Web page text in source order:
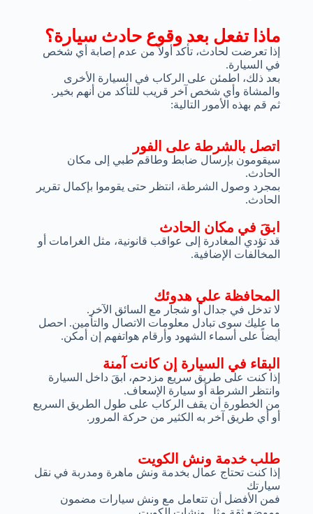
ماذا تفعل بعد وقوع حادث سيارة؟
إذا تعرضت لحادث، تأكد أولاً من عدم إصابة أي شخص
في السيارة.
بعد ذلك، اطمئن على الركاب في السيارة الأخرى
والمشاة وأي شخص آخر قريب للتأكد من أنهم بخير.
ثم قم بهذه الأمور التالية:
ابقَ في مكان الحادث
قد تؤدي المغادرة إلى عواقب قانونية، مثل الغرامات أو
المخالفات الإضافية.
اتصل بالشرطة على الفور
سيقومون بإرسال ضابط وطاقم طبي إلى مكان
الحادث.
بمجرد وصول الشرطة، انتظر حتى يقوموا بإكمال تقرير
الحادث.
البقاء في السيارة إن كانت آمنة
إذا كنت على طريق سريع مزدحم، ابقَ داخل السيارة
وانتظر الشرطة أو سيارة الإسعاف.
من الخطورة أن يقف الركاب على طول الطريق السريع
أو أي طريق آخر به الكثير من حركة المرور.
المحافظة علي هدوئك
لا تدخل في جدال أو شجار مع السائق الآخر.
ما عليك سوى تبادل معلومات الاتصال والتأمين. احصل
أيضاً على أسماء الشهود وأرقام هواتفهم إن أمكن.
طلب خدمة ونش الكويت
إذا كنت تحتاج عمال بخدمة ونش ماهرة ومدربة في نقل
سيارتك
فمن الأفضل أن تتعامل مع ونش سيارات مضمون